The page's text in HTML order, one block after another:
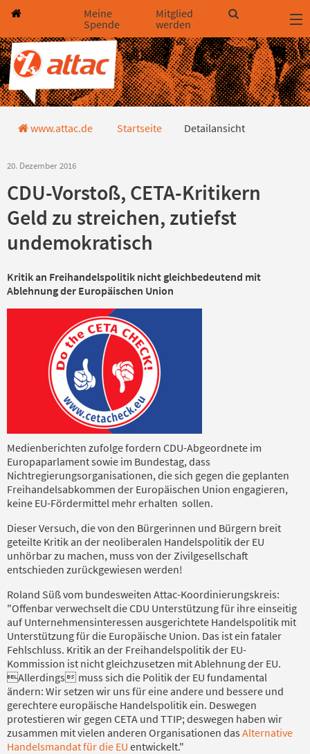
Direkt zum Hauptinhalt springen
Direkt zur Haupt-Navigation springen
Direkt zur Service-Navigation springen
Direkt zur Footer-Navigation springen
Direkt zum Footerinhalt springen
Meine
Spende
Mitglied
werden
Detailansicht
www.attac.de Startseite Detailansicht
20. Dezember 2016
CDU-Vorstoß, CETA-Kritikern
Geld zu streichen, zutiefst
undemokratisch
Kritik an Freihandelspolitik nicht gleichbedeutend mit
Ablehnung der Europäischen Union
Medienberichten zufolge fordern CDU-Abgeordnete im
Europaparlament sowie im Bundestag, dass
Nichtregierungsorganisationen, die sich gegen die geplanten
Freihandelsabkommen der Europäischen Union engagieren,
keine EU-Fördermittel mehr erhalten sollen.
Dieser Versuch, die von den Bürgerinnen und Bürgern breit
geteilte Kritik an der neoliberalen Handelspolitik der EU
unhörbar zu machen, muss von der Zivilgesellschaft
entschieden zurückgewiesen werden!
Roland Süß vom bundesweiten Attac-Koordinierungskreis:
"Offenbar verwechselt die CDU Unterstützung für ihre einseitig
auf Unternehmensinteressen ausgerichtete Handelspolitik mit
Unterstützung für die Europäische Union. Das ist ein fataler
Fehlschluss. Kritik an der Freihandelspolitik der EU-
Kommission ist nicht gleichzusetzen mit Ablehnung der EU.
Allerdings muss sich die Politik der EU fundamental
ändern: Wir setzen wir uns für eine andere und bessere und
gerechtere europäische Handelspolitik ein. Deswegen
protestieren wir gegen CETA und TTIP; deswegen haben wir
zusammen mit vielen anderen Organisationen das Alternative
Handelsmandat für die EU entwickelt."